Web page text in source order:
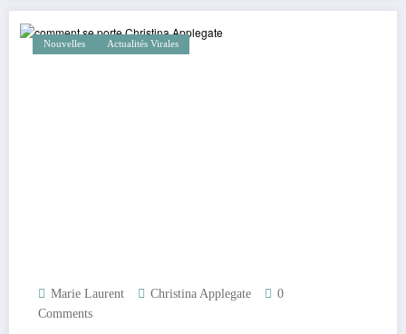
Nouvelles Actualités Virales
Marie Laurent Christina Applegate
0
Comments